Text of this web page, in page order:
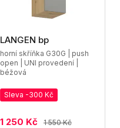
LANGEN bp
horní skříňka G30G | push
open | UNI provedení |
béžová
Sleva -300 Kč
1 250 Kč 1 550 Kč